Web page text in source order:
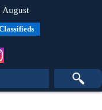
August